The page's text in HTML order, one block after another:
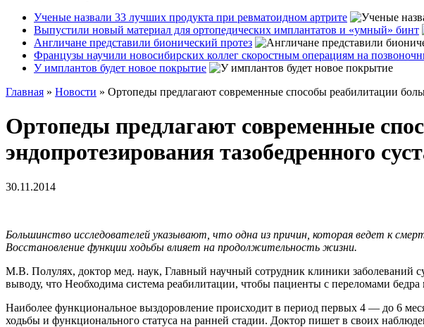
Ученые назвали 33 лучших продукта при ревматоидном артрите
Выпустили новый материал для ортопедических имплантатов и «умный» бинт
Англичане представили бионический протез
Французы научили новосибирских коллег скоростным операциям на
У имплантов будет новое покрытие
Главная » Новости » Ортопеды предлагают современные способы реабилитации
Ортопеды предлагают современные
эндопротезирования тазобедренного
30.11.2014
Большинство исследователей указывают, что одна из причин, которая ведет к
Восстановление функции ходьбы влияет на продолжительность жизни.
М.В. Полулях, доктор мед. наук, Главный научный сотрудник клиники заболеваний
выводу, что Необходима система реабилитации, чтобы пациенты с переломами
Наиболее функциональное выздоровление происходит в период первых 4 — до 6
ходьбы и функционального статуса на ранней стадии. Доктор пишет в своих